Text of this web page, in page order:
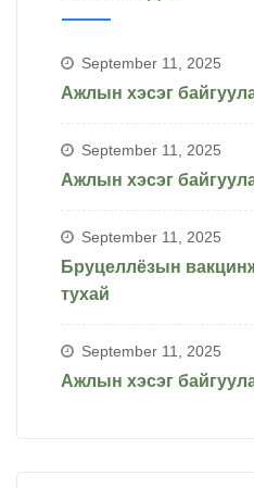
September 11, 2025
Ажлын хэсэг
September 11, 2025
Ажлын хэсэг
September 11, 2025
Бруцеллёзын
тухай
September 11, 2025
Ажлын хэсэг